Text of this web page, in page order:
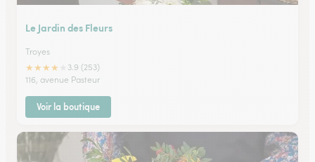
Le Jardin des Fleurs
Troyes
★★★★
3.9 (253)
116, avenue Pasteur
Voir la boutique